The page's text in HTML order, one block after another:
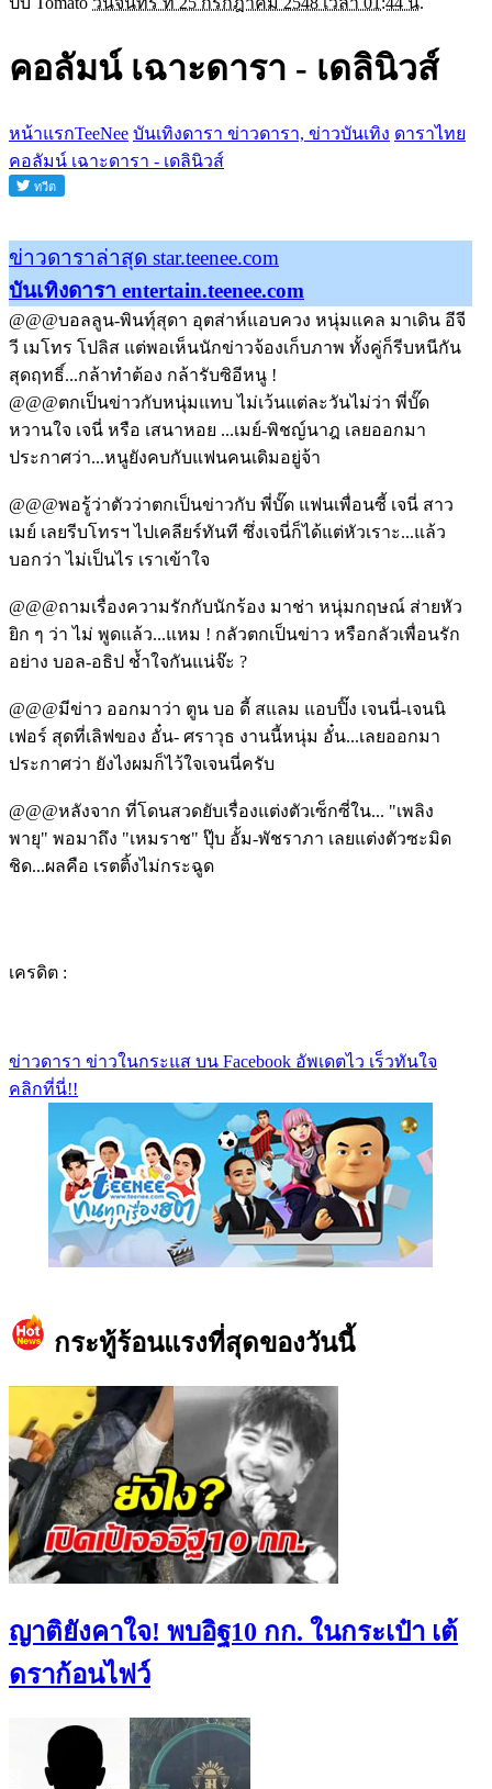
คอลัมน์ เฉาะดารา - เดลินิวส์
หน้าแรกTeeNee บันเทิงดารา ข่าวดารา, ข่าวบันเทิง ดาราไทย
คอลัมน์ เฉาะดารา - เดลินิวส์
ข่าวดาราล่าสุด star.teenee.com
บันเทิงดารา entertain.teenee.com
@@@บอลลูน-พินทุ์สุดา อุตส่าห์แอบควง หนุ่มแคล มาเดิน อีจี
วี เมโทร โปลิส แต่พอเห็นนักข่าวจ้องเก็บภาพ ทั้งคู่ก็รีบหนีกัน
สุดฤทธิ์...กล้าทำต้อง กล้ารับซิอีหนู !
@@@ตกเป็นข่าวกับหนุ่มแทบ ไม่เว้นแต่ละวันไม่ว่า พี่บั๊ด
หวานใจ เจนี่ หรือ เสนาหอย ...เมย์-พิชญ์นาฎ เลยออกมา
ประกาศว่า...หนูยังคบกับแฟนคนเดิมอยู่จ้า
@@@พอรู้ว่าตัวว่าตกเป็นข่าวกับ พี่บั๊ด แฟนเพื่อนซี้ เจนี่ สาว
เมย์ เลยรีบโทรฯ ไปเคลียร์ทันที ซึ่งเจนี่ก็ได้แต่หัวเราะ...แล้ว
บอกว่า ไม่เป็นไร เราเข้าใจ
@@@ถามเรื่องความรักกับนักร้อง มาช่า หนุ่มกฤษณ์ ส่ายหัว
ยิก ๆ ว่า ไม่ พูดแล้ว...แหม ! กลัวตกเป็นข่าว หรือกลัวเพื่อนรัก
อย่าง บอล-อธิป ช้ำใจกันแน่จ๊ะ ?
@@@มีข่าว ออกมาว่า ตูน บอ ดี้ สแลม แอบปิ๊ง เจนนี่-เจนนิ
เฟอร์ สุดที่เลิฟของ อั๋น- ศราวุธ งานนี้หนุ่ม อั๋น...เลยออกมา
ประกาศว่า ยังไงผมก็ไว้ใจเจนนี่ครับ
@@@หลังจาก ที่โดนสวดยับเรื่องแต่งตัวเซ็กซี่ใน... "เพลิง
พายุ" พอมาถึง "เหมราช" ปุ๊บ อั้ม-พัชราภา เลยแต่งตัวซะมิด
ชิด...ผลคือ เรตติ้งไม่กระฉูด
เครดิต :
ข่าวดารา ข่าวในกระแส บน Facebook อัพเดตไว เร็วทันใจ
คลิกที่นี่!!
กระทู้ร้อนแรงที่สุดของวันนี้
ญาติยังคาใจ! พบอิฐ10 กก. ในกระเป๋า เต้
ดราก้อนไฟว์